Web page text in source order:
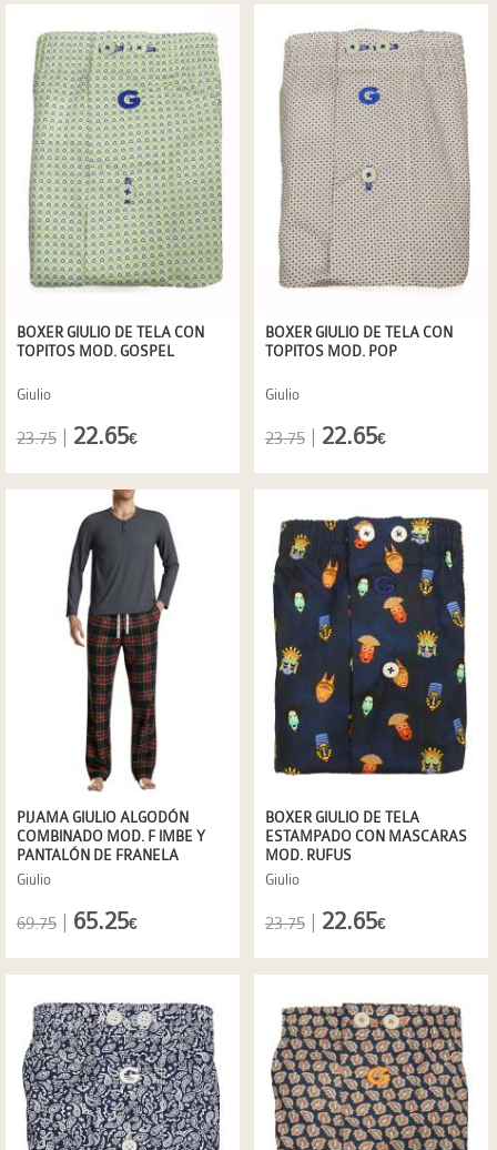
BOXER GIULIO DE TELA CON
TOPITOS MOD. GOSPEL
Giulio
23.75 22.65€
BOXER GIULIO DE TELA CON
TOPITOS MOD. POP
Giulio
23.75 22.65€
PIJAMA GIULIO ALGODÓN
COMBINADO MOD. F IMBE Y
PANTALÓN DE FRANELA
Giulio
69.75 65.25€
BOXER GIULIO DE TELA
ESTAMPADO CON MASCARAS
MOD. RUFUS
Giulio
23.75 22.65€